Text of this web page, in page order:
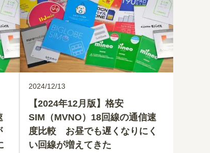
2024/12/13
【2024年12月版】格安
SIM（MVNO）18回線の通信速
度比較 お昼でも遅くなりにく
い回線が増えてきた